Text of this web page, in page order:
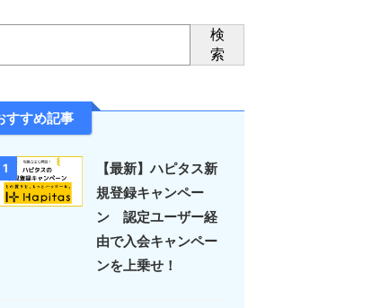
検
索
すすめ記事
1
【最新】ハピタス新
規登録キャンペー
ン 認定ユーザー経
由で入会キャンペー
ンを上乗せ！